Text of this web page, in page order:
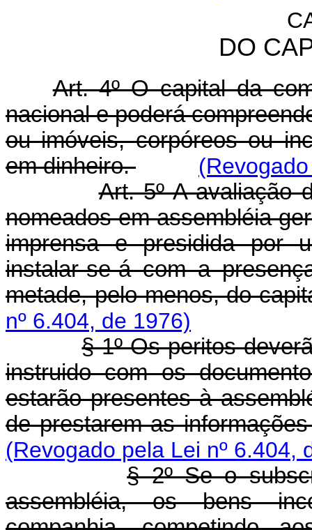
DO
Art. 4º O capital da
nacional e poderá
ou imóveis, corpóreos ou
em dinheiro.
Art. 5º A avaliação
nomeados em assembléia
imprensa e presidida por
instalar-se-á com a
metade, pelo menos, do
nº 6.404, de 1976)
§ 1º Os peritos
instruido com os
estarão presentes à
de prestarem as
(Revogado pela Lei nº 6.404,
§ 2º Se o
assembléia, os bens